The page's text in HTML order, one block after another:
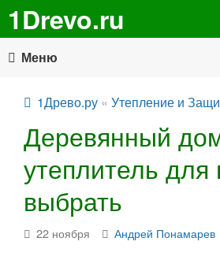
1Drevo.ru
Меню
1Древо.ру « Утепление и
Деревянный
утеплитель для
выбрать
22 ноября Андрей Понамарев